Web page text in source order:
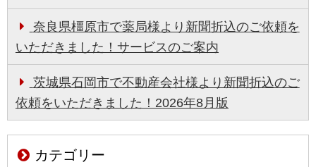
奈良県橿原市で薬局様より新聞折込のご依頼を
いただきました！サービスのご案内
茨城県石岡市で不動産会社様より新聞折込のご
依頼をいただきました！2026年8月版
カテゴリー